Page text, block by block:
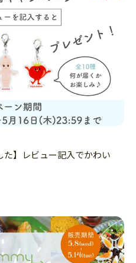
た】レビュー記入でかわい